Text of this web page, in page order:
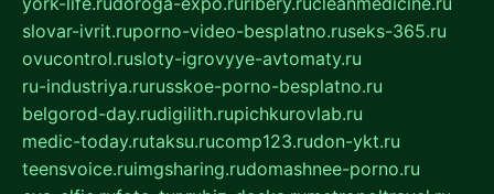
slovar-ivrit.ruporno-video-besplatno.ruseks-365.ru
ovucontrol.rusloty-igrovyye-avtomaty.ru
ru-industriya.rurusskoe-porno-besplatno.ru
belgorod-day.rudigilith.rupichkurovlab.ru
medic-today.rutaksu.rucomp123.rudon-ykt.ru
teensvoice.ruimgsharing.rudomashnee-porno.ru